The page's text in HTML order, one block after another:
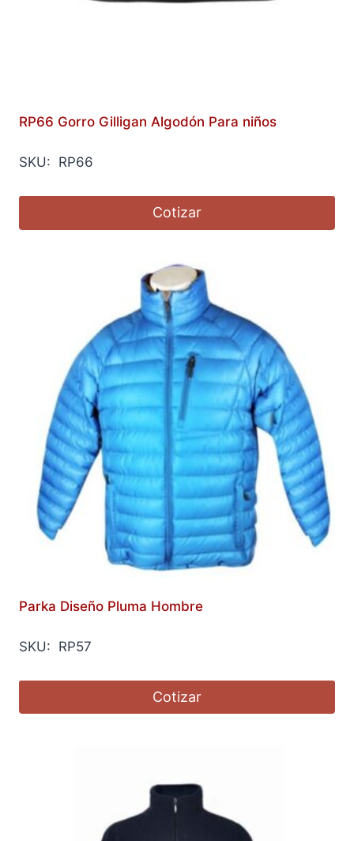
RP66 Gorro Gilligan Algodón Para niños
SKU: RP66
Cotizar
Parka Diseño Pluma Hombre
SKU: RP57
Cotizar